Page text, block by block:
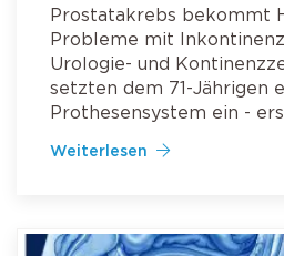
Prostatakrebs bekommt
Probleme mit
Urologie- und
setzten dem 71-Jährigen
Prothesensystem ein -
Weiterlesen